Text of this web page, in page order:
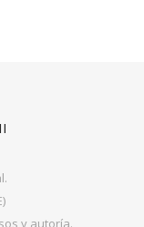
.
y autoría.